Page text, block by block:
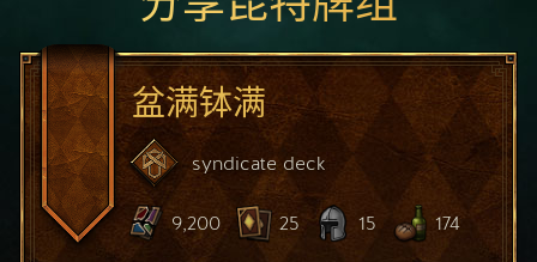
盆满钵满
syndicate deck
9,200 25 15 174